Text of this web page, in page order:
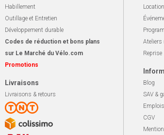
Habillement
Outillage et Entretien
Développement durable
Codes de réduction et bons plans
sur Le Marché du Vélo.com
Promotions
Livraisons
Livraisons & retours
Ateliers
Reprise
Blog
SAV &
CGV